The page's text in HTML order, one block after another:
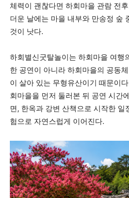
체력이 괜찮다면 하회마을 관람 전
더운 날에는 마을 내부와 만송정 숲
것이 낫다.
하회별신굿탈놀이는 하회마을 여행
한 공연이 아니라 하회마을의 공동
이 살아 있는 무형유산이기 때문이
회마을을 먼저 둘러본 뒤 공연 시간
면, 한옥과 강변 산책으로 시작한 일
험으로 자연스럽게 이어진다.